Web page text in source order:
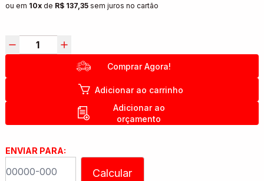
ou em 10xde R$ 137,35sem juros no cartão
Comprar Agora!
Adicionar ao carrinho
Adicionar ao
orçamento
ENVIAR PARA:
Calcular